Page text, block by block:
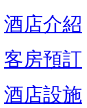
酒店介紹
客房預訂
酒店設施